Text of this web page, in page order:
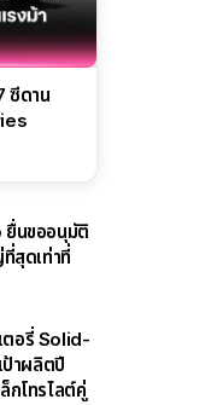
ซีดาน
ยื่นขออนุมัติ
สุดเท่าที่
ตอรี่ Solid-
าผลิตปี
กโทรไลต์คู่